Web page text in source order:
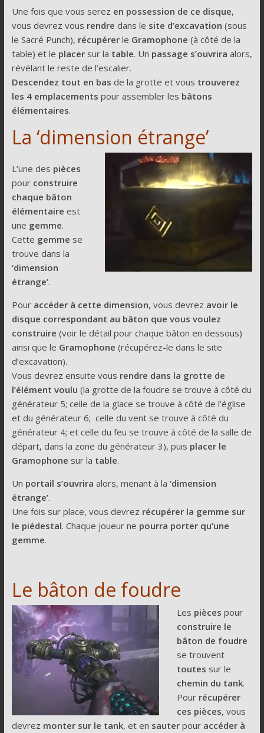
Une fois que vous serez en possession de ce disque,
vous devrez vous rendre dans le site d’excavation (sous
le Sacré Punch), récupérerle Gramophone (à côté de la
table) et le placer sur la table. Un passage s’ouvrira alors,
révélant le reste de l’escalier.
Descendez tout en bas de la grotte et vous trouverez
les 4 emplacements pour assembler les bâtons
élémentaires.
La ‘dimension étrange’
L’une des pièces
pourconstruire
chaque bâton
élémentaire est
une gemme.
Cette gemme se
trouve dans la
‘dimension
étrange’.
Pour accéder à cette dimension, vous devrez avoir le
disque correspondant au bâton que vous voulez
construire (voir le détail pour chaque bâton en dessous)
ainsi que le Gramophone (récupérez-le dans le site
d’excavation).
Vous devrez ensuite vous rendre dans la grotte de
l’élément voulu (la grotte de la foudre se trouve à côté du
générateur 5; celle de la glace se trouve à côté de l’église
et du générateur 6; celle du vent se trouve à côté du
générateur 4; et celle du feu se trouve à côté de la salle de
départ, dans la zone du générateur 3), puis placer le
Gramophone sur la table.
Un portail s’ouvrira alors, menant à la ‘dimension
étrange’.
Une fois sur place, vous devrez récupérer la gemme sur
le piédestal. Chaque joueur ne pourra porter qu’une
gemme.
Le bâton de foudre
Les pièces pour
construire le
bâton de foudre
se trouvent
toutes sur le
chemin du tank.
Pourrécupérer
ces pièces, vous
devrez monter sur le tank, et en sauterpouraccéder à